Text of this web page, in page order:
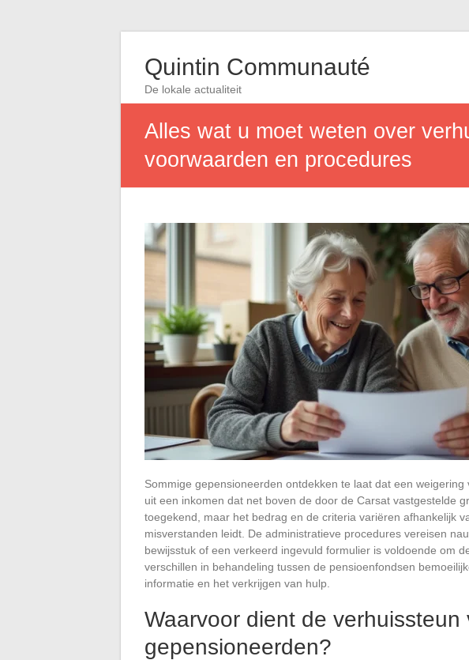
Quintin Communauté
De lokale actualiteit
Alles wat u moet weten over
voorwaarden en procedures
Sommige gepensioneerden ontdekken te laat dat een
uit een inkomen dat net boven de door de Carsat vastgestelde
toegekend, maar het bedrag en de criteria variëren afhankelijk
misverstanden leidt. De administratieve procedures vereisen
bewijsstuk of een verkeerd ingevuld formulier is voldoende om
verschillen in behandeling tussen de pensioenfondsen
informatie en het verkrijgen van hulp.
Waarvoor dient de verhuissteun
gepensioneerden?